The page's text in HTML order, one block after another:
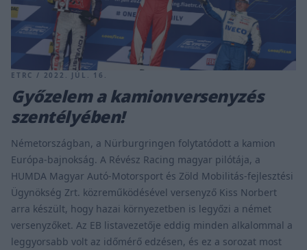
ETRC / 2022. JÚL. 16.
Győzelem a kamionversenyzés
szentélyében!
Németországban, a Nürburgringen folytatódott a kamion
Európa-bajnokság. A Révész Racing magyar pilótája, a
HUMDA Magyar Autó-Motorsport és Zöld Mobilitás-fejlesztési
Ügynökség Zrt. közreműködésével versenyző Kiss Norbert
arra készült, hogy hazai környezetben is legyőzi a német
versenyzőket. Az EB listavezetője eddig minden alkalommal a
leggyorsabb volt az időmérő edzésen, és ez a sorozat most